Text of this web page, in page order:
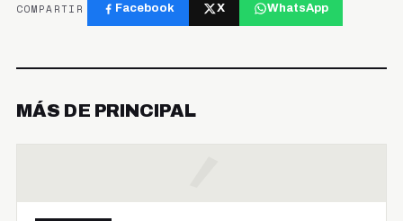
COMPARTIR Facebook X WhatsApp
MÁS DE PRINCIPAL